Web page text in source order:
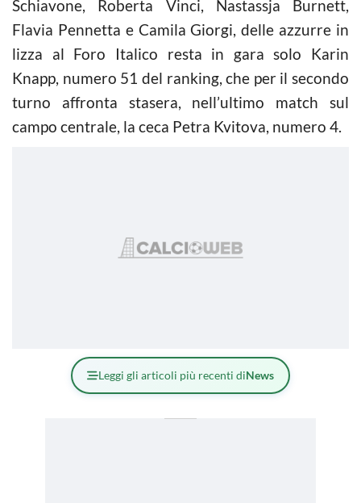
Schiavone, Roberta Vinci, Nastassja Burnett,
Flavia Pennetta e Camila Giorgi, delle azzurre in
lizza al Foro Italico resta in gara solo Karin
Knapp, numero 51 del ranking, che per il secondo
turno affronta stasera, nell’ultimo match sul
campo centrale, la ceca Petra Kvitova, numero 4.
Leggi gli articoli più recenti diNews